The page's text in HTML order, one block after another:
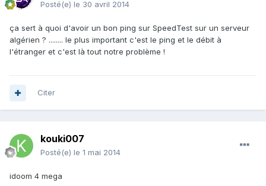
Posté(e) le 30 avril 2014
ça sert à quoi d'avoir un bon ping sur SpeedTest sur un serveur
algérien ? ........ le plus important c'est le ping et le débit à
l'étranger et c'est là tout notre problème !
Citer
kouki007
Posté(e) le 1 mai 2014
idoom 4 mega